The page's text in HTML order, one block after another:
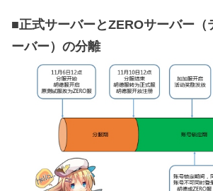
■正式サーバーとZEROサーバー（
ーバー）の分離